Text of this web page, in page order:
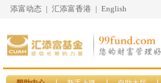
添富动态 | 汇添富香港 | English